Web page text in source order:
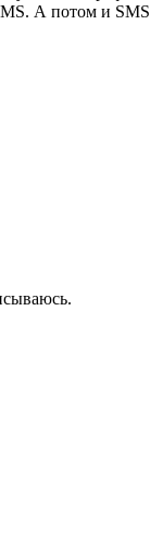
А потом и SMS